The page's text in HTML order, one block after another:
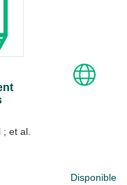
; et al.
Disponible